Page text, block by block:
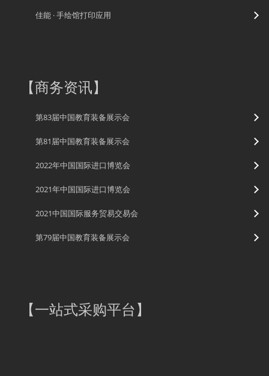
佳能 · 手绘馆打印应用
【商务资讯】
第83届中国教育装备展示会
第81届中国教育装备展示会
2022年中国国际进口博览会
2021年中国国际进口博览会
2021中国国际服务贸易交易会
第79届中国教育装备展示会
【一站式采购平台】